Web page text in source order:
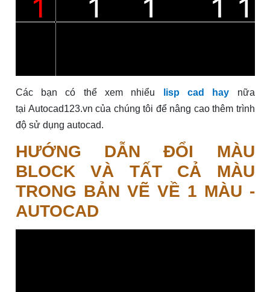
Các bạn có thể xem nhiểu lisp cad hay nữa
tại Autocad123.vn của chúng tôi để nâng cao thêm trình
độ sử dụng autocad.
HƯỚNG DẪN ĐỔI MÀU
BLOCK VÀ TẤT CẢ MÀU
TRONG BẢN VẼ VỀ 1 MÀU -
AUTOCAD